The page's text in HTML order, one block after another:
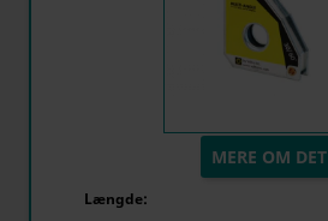
MERE OM DET
Længde: